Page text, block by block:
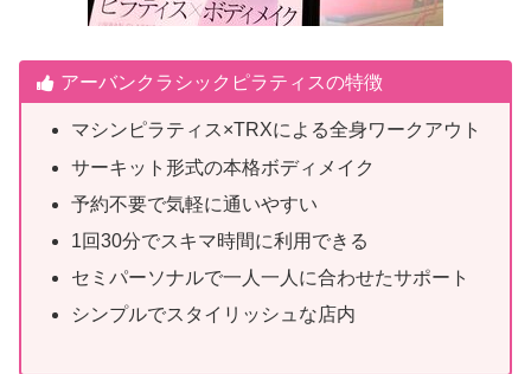
アーバンクラシックピラティスの特徴
マシンピラティス×TRXによる全身ワークアウト
サーキット形式の本格ボディメイク
予約不要で気軽に通いやすい
1回30分でスキマ時間に利用できる
セミパーソナルで一人一人に合わせたサポート
シンプルでスタイリッシュな店内